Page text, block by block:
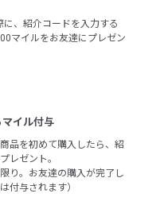
、紹介コードを入力する
マイルをお友達にプレゼン
イル付与
品を初めて購入したら、紹
レゼント。
り。お友達の購入が完了し
付与されます）